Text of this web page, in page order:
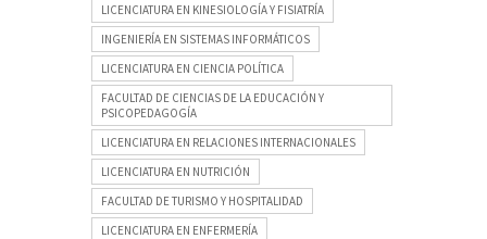
LICENCIATURA EN KINESIOLOGÍA Y FISIATRÍA
INGENIERÍA EN SISTEMAS INFORMÁTICOS
LICENCIATURA EN CIENCIA POLÍTICA
FACULTAD DE CIENCIAS DE LA EDUCACIÓN Y
PSICOPEDAGOGÍA
LICENCIATURA EN RELACIONES INTERNACIONALES
LICENCIATURA EN NUTRICIÓN
FACULTAD DE TURISMO Y HOSPITALIDAD
LICENCIATURA EN ENFERMERÍA